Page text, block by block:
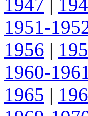
1951-
1956 |
1960-1961
1965 |